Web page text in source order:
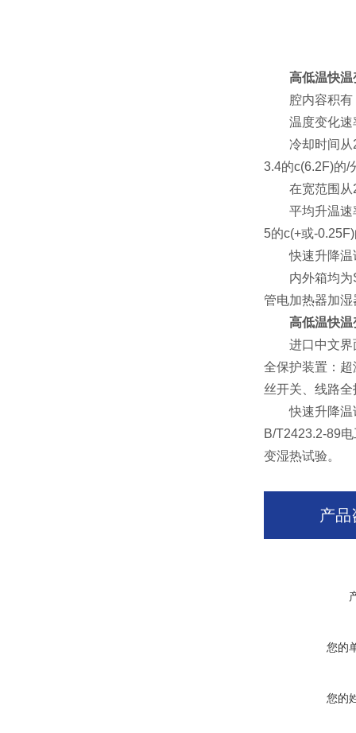
高低温快
腔内容积有：
温度变化速率
冷却时间从
3.4的c(6.2F)的/
在宽范围从
平均升温速率
5的c(+或-
快速升降温
内外箱均为
管电加热器加
高低温快
进口中文界面
全保护装置：
丝开关、线路
快速升降温试
B/T2423.2-89
变湿热试验。
产品
您的
您的